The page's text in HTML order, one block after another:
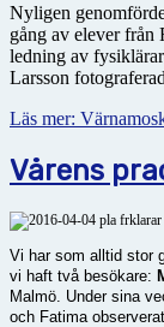
Nyligen
gång av elever från
ledning av
Larsson
Läs mer:
Vårens
Vi har som alltid stor
vi haft två besökare:
Malmö. Under sina
och Fatima